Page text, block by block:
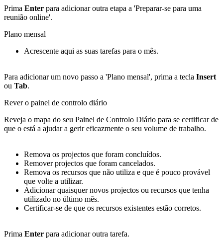
Prima Enter para adicionar outra etapa a 'Preparar-se para uma
reunião online'.
Plano mensal
Acrescente aqui as suas tarefas para o mês.
Para adicionar um novo passo a 'Plano mensal', prima a tecla Insert
ou Tab.
Rever o painel de controlo diário
Reveja o mapa do seu Painel de Controlo Diário para se certificar de
que o está a ajudar a gerir eficazmente o seu volume de trabalho.
Remova os projectos que foram concluídos.
Remover projectos que foram cancelados.
Remova os recursos que não utiliza e que é pouco provável
que volte a utilizar.
Adicionar quaisquer novos projectos ou recursos que tenha
utilizado no último mês.
Certificar-se de que os recursos existentes estão corretos.
Prima Enter para adicionar outra tarefa.